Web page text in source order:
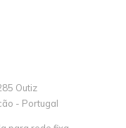
Outiz
- Portugal